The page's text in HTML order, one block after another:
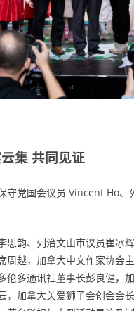
集 共同见证
守党国会议员 Vincent Ho、
韵、列治文山市议员崔冰
越，加拿大中文作家协会
多通讯社董事长彭良健，
加拿大关爱狮子会创会会